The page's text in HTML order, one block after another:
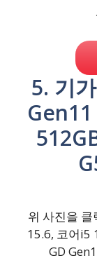
5. 기
위 사진을
15.6, 코어i5
GD